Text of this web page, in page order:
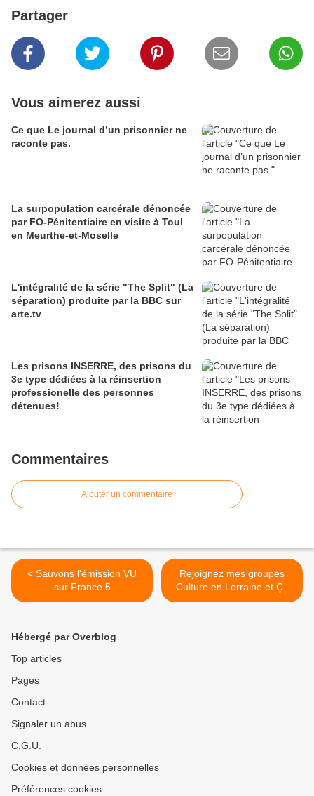
Partager
Vous aimerez aussi
Ce que Le journal d’un prisonnier ne
raconte pas.
La surpopulation carcérale dénoncée
par FO-Pénitentiaire en visite à Toul
en Meurthe-et-Moselle
L'intégralité de la série "The Split" (La
séparation) produite par la BBC sur
arte.tv
Les prisons INSERRE, des prisons du
3e type dédiées à la réinsertion
professionelle des personnes
détenues!
Commentaires
Ajouter un commentaire
< Sauvons l'émission VU
sur France 5
Rejoignez mes groupes
Culture en Lorraine et Ça
bouge en Pays Terres de
Hébergé par Overblog
Top articles
Pages
Contact
Signaler un abus
C.G.U.
Cookies et données personnelles
Préférences cookies